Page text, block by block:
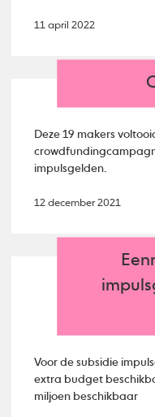
11 april 2022
Deze 19 makers
impulsgelden.
12 december 2021
Voor de subsidie
extra budget
miljoen beschikbaar